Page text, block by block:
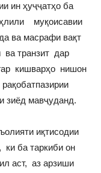
ин ҳуҷҷатҳо ба
муқоисавии
ва масрафи вақт
ва транзит дар
кишварҳо нишон
зиёд мавҷуданд.
иқтисодии
ки ба таркиби он
аст, аз арзиши